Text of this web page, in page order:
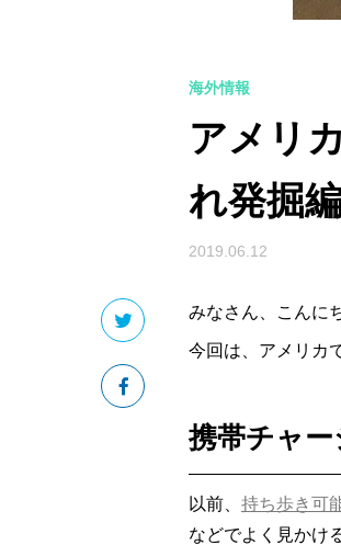
海外情報
アメリ
れ発掘
2019.06.12
みなさん、こんに
今回は、アメリカ
携帯チャー
以前、 持ち歩き可
などでよく見かけ